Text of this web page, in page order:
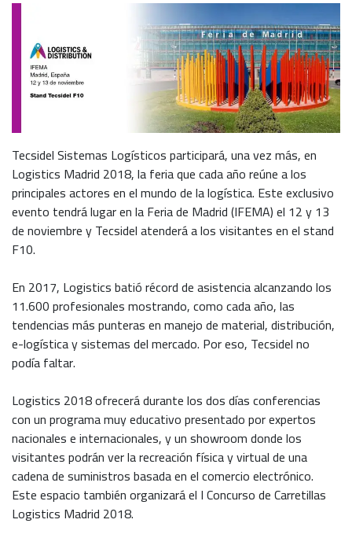
Tecsidel Sistemas Logísticos participará, una vez más, en
Logistics Madrid 2018, la feria que cada año reúne a los
principales actores en el mundo de la logística. Este exclusivo
evento tendrá lugar en la Feria de Madrid (IFEMA) el 12 y 13
de noviembre y Tecsidel atenderá a los visitantes en el stand
F10.
En 2017, Logistics batió récord de asistencia alcanzando los
11.600 profesionales mostrando, como cada año, las
tendencias más punteras en manejo de material, distribución,
e-logística y sistemas del mercado. Por eso, Tecsidel no
podía faltar.
Logistics 2018 ofrecerá durante los dos días conferencias
con un programa muy educativo presentado por expertos
nacionales e internacionales, y un showroom donde los
visitantes podrán ver la recreación física y virtual de una
cadena de suministros basada en el comercio electrónico.
Este espacio también organizará el I Concurso de Carretillas
Logistics Madrid 2018.